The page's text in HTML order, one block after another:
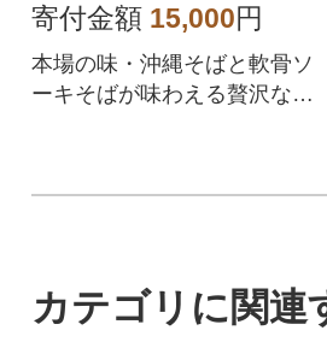
寄付金額 15,000円
本場の味・沖縄そばと軟骨ソ
ーキそばが味わえる贅沢な詰
カテゴリに関連